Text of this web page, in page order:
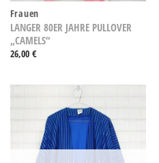
Frauen
LANGER 80ER JAHRE PULLOVER
„CAMELS“
26,00 €